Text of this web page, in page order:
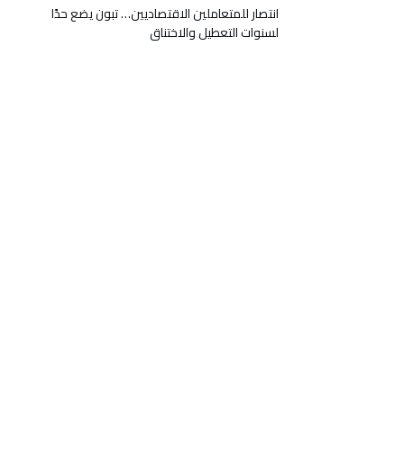
انتصار للمتعاملين الاقتصاديين… تبون يضع حدًا
لسنوات التعطيل والاختناق